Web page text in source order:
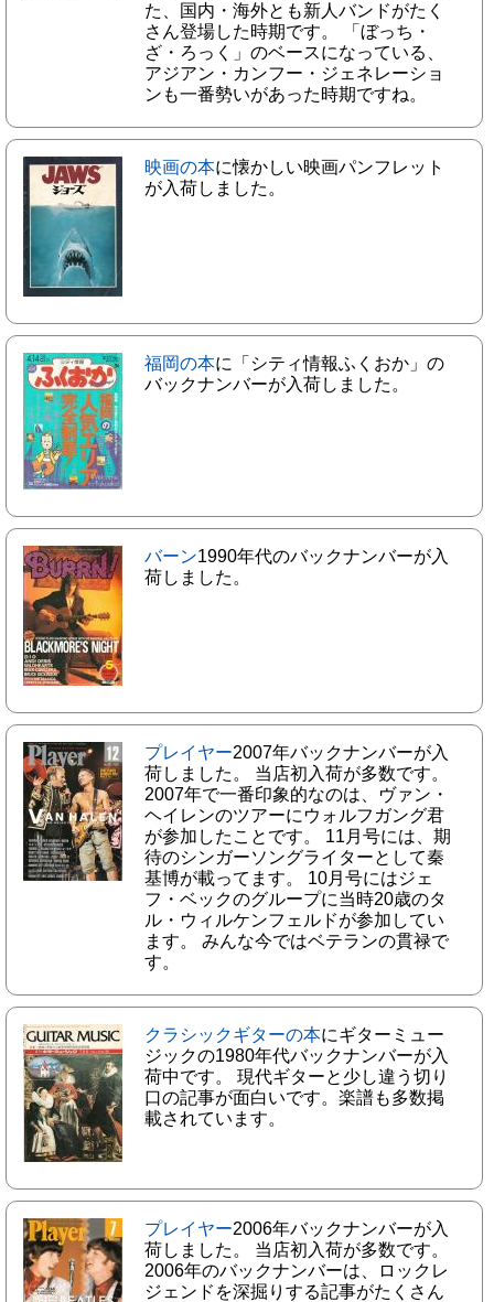
た、国内・海外とも新人バンドがたく
さん登場した時期です。 「ぼっち・
ざ・ろっく」のベースになっている、
アジアン・カンフー・ジェネレーショ
ンも一番勢いがあった時期ですね。
映画の本に懐かしい映画パンフレット
が入荷しました。
福岡の本に「シティ情報ふくおか」の
バックナンバーが入荷しました。
バーン1990年代のバックナンバーが入
荷しました。
プレイヤー2007年バックナンバーが入
荷しました。 当店初入荷が多数です。
2007年で一番印象的なのは、ヴァン・
ヘイレンのツアーにウォルフガング君
が参加したことです。 11月号には、期
待のシンガーソングライターとして秦
基博が載ってます。 10月号にはジェ
フ・ベックのグループに当時20歳のタ
ル・ウィルケンフェルドが参加してい
ます。 みんな今ではベテランの貫禄で
す。
クラシックギターの本にギターミュー
ジックの1980年代バックナンバーが入
荷中です。 現代ギターと少し違う切り
口の記事が面白いです。楽譜も多数掲
載されています。
プレイヤー2006年バックナンバーが入
荷しました。 当店初入荷が多数です。
2006年のバックナンバーは、ロックレ
ジェンドを深掘りする記事がたくさん